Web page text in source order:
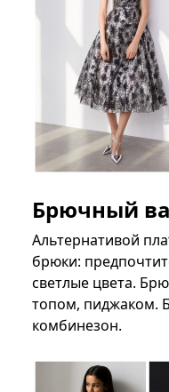
Брючный
Альтернативой
брюки:
светлые цвета.
топом, пиджаком.
комбинезон.